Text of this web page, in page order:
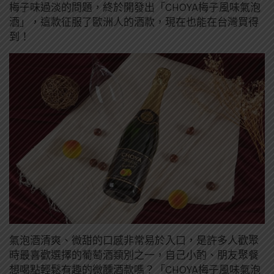
梅子味過淡的問題，終於開發出「CHOYA梅子風味氣泡
酒」，這款征服了歐洲人的酒款，現在也能在台灣買得
到！
氣泡酒清爽、微甜的口感非常易於入口，是許多人歡聚
時最喜歡選擇的葡萄酒類別之一，自己小酌、朋友聚餐
想喝點輕鬆有趣的微醺酒款嗎？「CHOYA梅子風味氣泡